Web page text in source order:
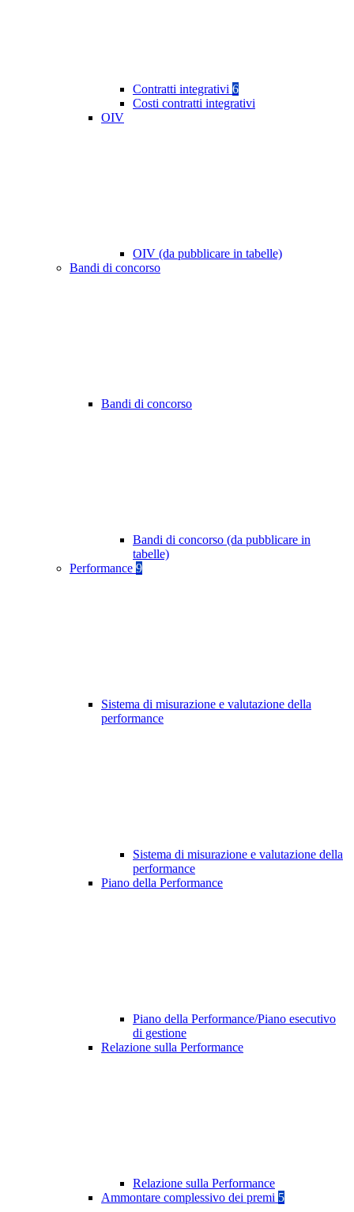
Contratti integrativi 6
Costi contratti integrativi
OIV
OIV (da pubblicare in tabelle)
Bandi di concorso
Bandi di concorso
Bandi di concorso (da pubblicare in
tabelle)
Performance 9
Sistema di misurazione e valutazione della
performance
Sistema di misurazione e valutazione della
performance
Piano della Performance
Piano della Performance/Piano esecutivo
di gestione
Relazione sulla Performance
Relazione sulla Performance
Ammontare complessivo dei premi 5